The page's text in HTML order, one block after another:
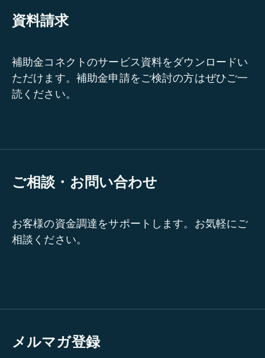
資料請求
補助金コネクトのサービス資料をダウンロードい
ただけます。補助金申請をご検討の方はぜひご一
読ください。
ご相談・お問い合わせ
お客様の資金調達をサポートします。お気軽にご
相談ください。
メルマガ登録